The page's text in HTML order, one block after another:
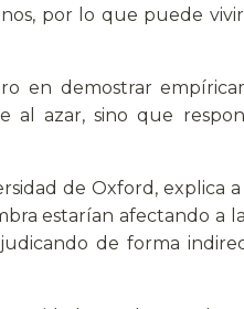
por lo que puede
en demostrar
azar, sino que
de Oxford, explica
estarían afectando a
de forma